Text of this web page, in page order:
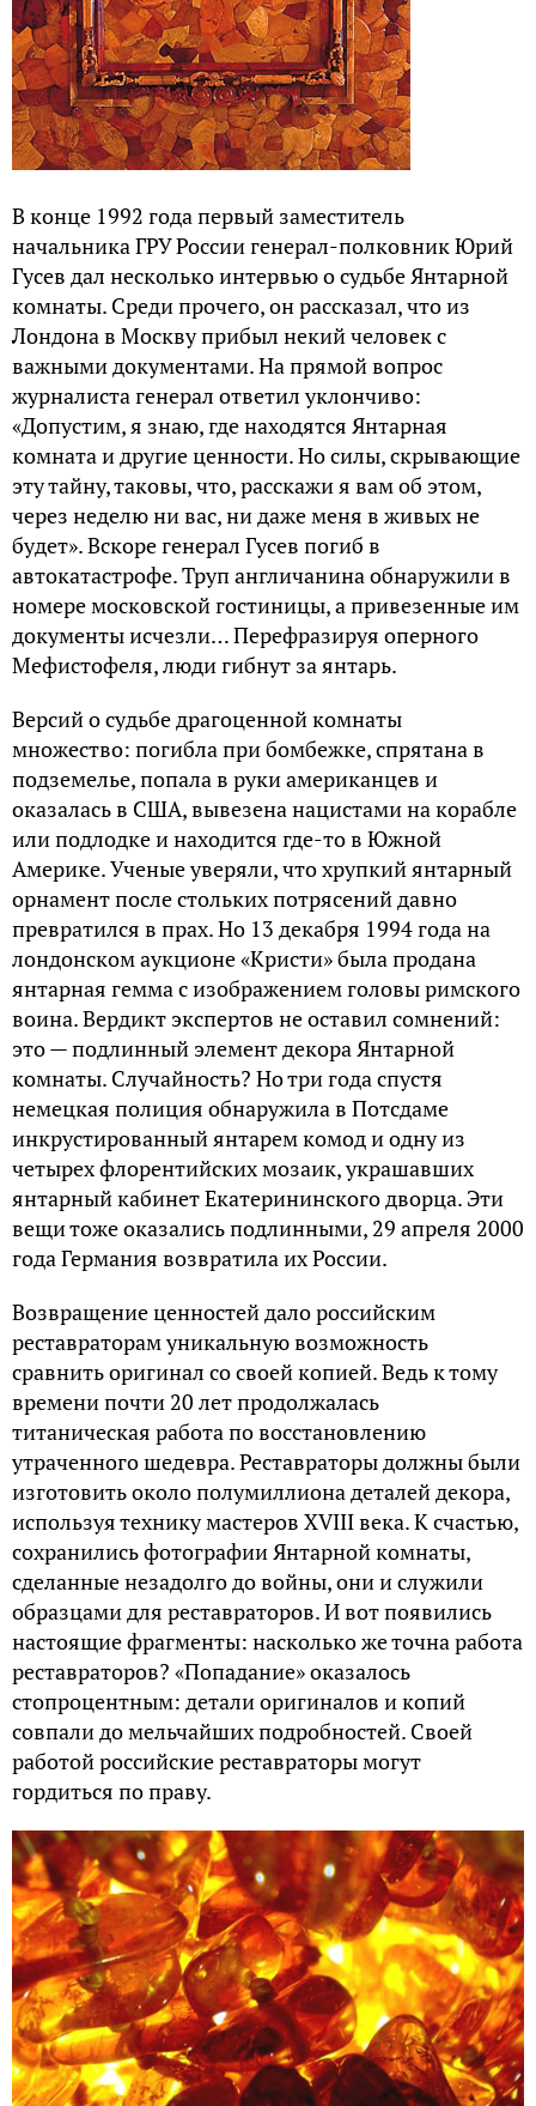
В конце 1992 года первый заместитель
начальника ГРУ России генерал-полковник Юрий
Гусев дал несколько интервью о судьбе Янтарной
комнаты. Среди прочего, он рассказал, что из
Лондона в Москву прибыл некий человек с
важными документами. На прямой вопрос
журналиста генерал ответил уклончиво:
«Допустим, я знаю, где находятся Янтарная
комната и другие ценности. Но силы, скрывающие
эту тайну, таковы, что, расскажи я вам об этом,
через неделю ни вас, ни даже меня в живых не
будет». Вскоре генерал Гусев погиб в
автокатастрофе. Труп англичанина обнаружили в
номере московской гостиницы, а привезенные им
документы исчезли… Перефразируя оперного
Мефистофеля, люди гибнут за янтарь.
Версий о судьбе драгоценной комнаты
множество: погибла при бомбежке, спрятана в
подземелье, попала в руки американцев и
оказалась в США, вывезена нацистами на корабле
или подлодке и находится где-то в Южной
Америке. Ученые уверяли, что хрупкий янтарный
орнамент после стольких потрясений давно
превратился в прах. Но 13 декабря 1994 года на
лондонском аукционе «Кристи» была продана
янтарная гемма с изображением головы римского
воина. Вердикт экспертов не оставил сомнений:
это — подлинный элемент декора Янтарной
комнаты. Случайность? Но три года спустя
немецкая полиция обнаружила в Потсдаме
инкрустированный янтарем комод и одну из
четырех флорентийских мозаик, украшавших
янтарный кабинет Екатерининского дворца. Эти
вещи тоже оказались подлинными, 29 апреля 2000
года Германия возвратила их России.
Возвращение ценностей дало российским
реставраторам уникальную возможность
сравнить оригинал со своей копией. Ведь к тому
времени почти 20 лет продолжалась
титаническая работа по восстановлению
утраченного шедевра. Реставраторы должны были
изготовить около полумиллиона деталей декора,
используя технику мастеров XVIII века. К счастью,
сохранились фотографии Янтарной комнаты,
сделанные незадолго до войны, они и служили
образцами для реставраторов. И вот появились
настоящие фрагменты: насколько же точна работа
реставраторов? «Попадание» оказалось
стопроцентным: детали оригиналов и копий
совпали до мельчайших подробностей. Своей
работой российские реставраторы могут
гордиться по праву.